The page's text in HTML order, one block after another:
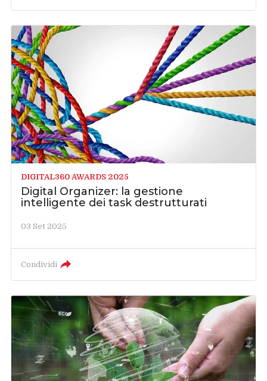
DIGITAL360 AWARDS 2025
Digital Organizer: la gestione
intelligente dei task destrutturati
03 Set 2025
Condividi